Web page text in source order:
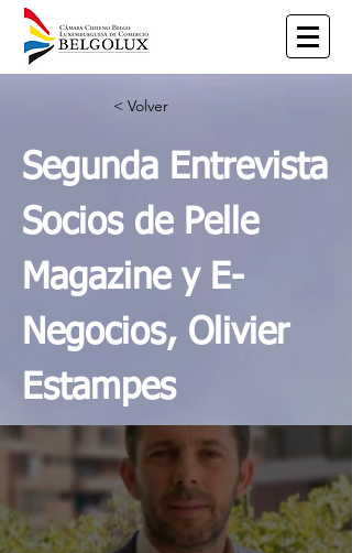
< Volver
Segunda Entrevista
Socios de Pelle
Magazine y E-
Negocios, Olivier
Estampes